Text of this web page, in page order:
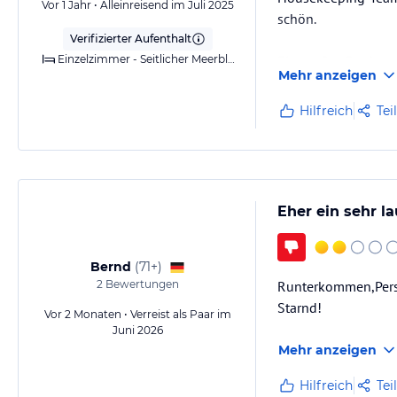
Vor 1 Jahr • Alleinreisend im Juli 2025
Verifizierter Aufenthalt
Einzelzimmer - Seitlicher Meerblick
schön.
waren sehr
Leider gab es
bekommt man
Mehr anzeigen
Hilfreich
Bernd (71+)
2Bewertungen
Vor 2 Monaten • Verreist als Paar im
Juni 2026
Eher ein sehr
Starnd!
Mehr anzeigen
Hilfreich